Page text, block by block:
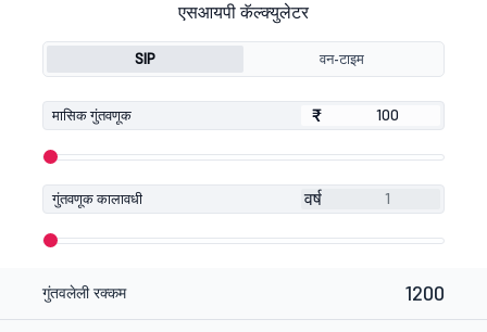
एसआयपी कॅल्क्युलेटर
SIP वन-टाइम
मासिक गुंतवणूक ₹
₹
गुंतवणूक कालावधी वर्ष
गुंतवलेली रक्कम 1200